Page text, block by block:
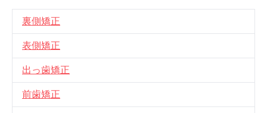
裏側矯正
表側矯正
出っ歯矯正
前歯矯正